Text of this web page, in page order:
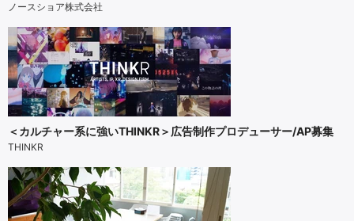
ノースショア株式会社
＜カルチャー系に強いTHINKR＞広告制作プロデューサー/AP募集
THINKR